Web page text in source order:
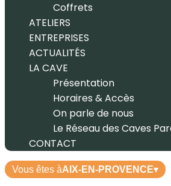
Coffrets
ATELIERS
ENTREPRISES
ACTUALITÉS
LA CAVE
Présentation
Horaires & Accès
On parle de nous
Le Réseau des Caves
CONTACT
Vous êtes àAIX-EN-PROVENCE▾